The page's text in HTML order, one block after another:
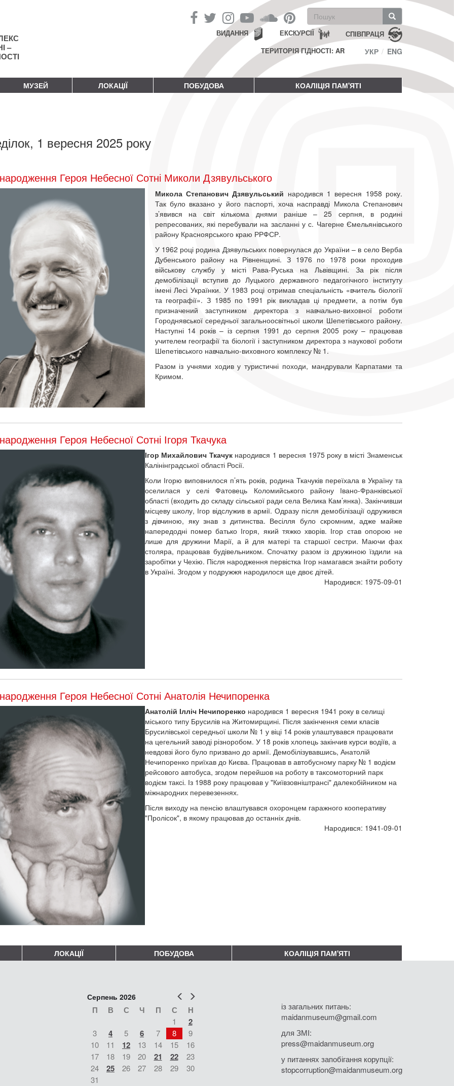
–
Пошукова
форма
Пошук СПІВПРАЦЯ
ЕКСКУРСІЇ
ВИДАННЯ
ТЕРИТОРІЯ ГІДНОСТІ: AR
УКР ENG
МУЗЕЙ ЛОКАЦІЇ ПОБУДОВА КОАЛІЦІЯ ПАМ'ЯТІ
1 вересня 2025 року
Героя Небесної Сотні Миколи Дзявульського
Микола Степанович Дзявульський народився 1 вересня 1958 року.
Так було вказано у його паспорті, хоча насправді Микола Степанович
з’явився на світ кількома днями раніше – 25 серпня, в родині
репресованих, які перебували на засланні у с. Чагерне Ємельянівського
району Красноярського краю РРФСР.
У 1962 році родина Дзявульських повернулася до України – в село Верба
Дубенського району на Рівненщині. З 1976 по 1978 роки проходив
військову службу у місті Рава-Руська на Львівщині. За рік після
демобілізації вступив до Луцького державного педагогічного інституту
імені Лесі Українки. У 1983 році отримав спеціальність «вчитель біології
та географії». З 1985 по 1991 рік викладав ці предмети, а потім був
призначений заступником директора з навчально-виховної роботи
Городнявської середньої загальноосвітньої школи Шепетівського району.
Наступні 14 років – із серпня 1991 до серпня 2005 року – працював
учителем географії та біології і заступником директора з наукової роботи
Шепетівського навчально-виховного комплексу № 1.
Разом із учнями ходив у туристичні походи, мандрували Карпатами та
Кримом.
Героя Небесної Сотні Ігоря Ткачука
Ігор Михайлович Ткачукнародився 1 вересня 1975 року в місті Знаменськ
Калінінградської області Росії.
Коли Ігорю виповнилося п’ять років, родина Ткачуків переїхала в Україну та
оселилася у селі Фатовець Коломийського району Івано-Франківської
області (входить до складу сільської ради села Велика Кам’янка). Закінчивши
місцеву школу, Ігор відслужив в армії. Одразу після демобілізації одружився
з дівчиною, яку знав з дитинства. Весілля було скромним, адже майже
напередодні помер батько Ігоря, який тяжко хворів. Ігор став опорою не
лише для дружини Марії, а й для матері та старшої сестри. Маючи фах
столяра, працював будівельником. Спочатку разом із дружиною їздили на
заробітки у Чехію. Після народження первістка Ігор намагався знайти роботу
в Україні. Згодом у подружжя народилося ще двоє дітей.
Народився: 1975-09-01
Героя Небесної Сотні Анатолія Нечипоренка
Анатолій Ілліч Нечипоренко народився 1 вересня 1941 року в селищі
міського типу Брусилів на Житомирщині. Після закінчення семи класів
Брусилівської середньої школи № 1 у віці 14 років улаштувався працювати
на цегельний заводі різноробом. У 18 років хлопець закінчив курси водіїв, а
невдовзі його було призвано до армії. Демобілізувавшись, Анатолій
Нечипоренко приїхав до Києва. Працював в автобусному парку № 1 водієм
рейсового автобуса, згодом перейшов на роботу в таксомоторний парк
водієм таксі. Із 1988 року працював у "Київзовніштрансі" далекобійником на
міжнародних перевезеннях.
Після виходу на пенсію влаштувався охоронцем гаражного кооперативу
"Пролісок", в якому працював до останніх днів.
Народився: 1941-09-01
ЛОКАЦІЇ ПОБУДОВА КОАЛІЦІЯ ПАМ'ЯТІ
Попер
Серпень 2026
П В С Ч П С Н
1 2
3 4 5 6 7 8
9
10
11 12 13 14 15
16
17
18 19 20 21 22
23
24
25 26 27 28 29
30
31
із загальних питань:
maidanmuseum@gmail.com
для ЗМІ:
press@maidanmuseum.org
у питаннях запобігання корупції:
stopcorruption@maidanmuseum.org